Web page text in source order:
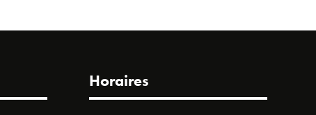
Horaires